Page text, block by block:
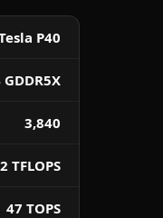
P40
GDDR5X
3,840
TFLOPS
47 TOPS